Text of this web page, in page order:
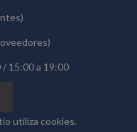
/ 15:00 a 19:00
utiliza cookies.